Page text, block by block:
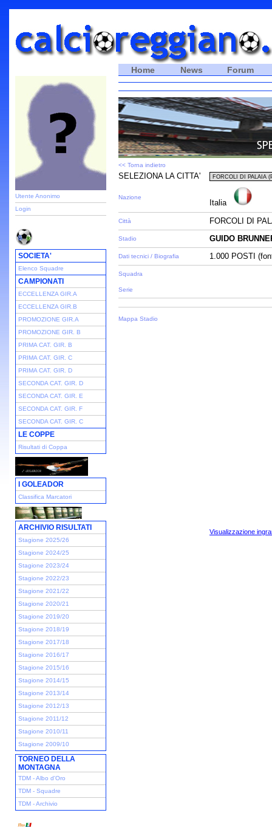
Utente Anonimo
Login
SOCIETA'
Elenco Squadre
CAMPIONATI
ECCELLENZA GIR.A
ECCELLENZA GIR.B
PROMOZIONE GIR.A
PROMOZIONE GIR. B
PRIMA CAT. GIR. B
PRIMA CAT. GIR. C
PRIMA CAT. GIR. D
SECONDA CAT. GIR. D
SECONDA CAT. GIR. E
SECONDA CAT. GIR. F
SECONDA CAT. GIR. C
LE COPPE
Risultati di Coppa
I GOLEADOR
Classifica Marcatori
ARCHIVIO RISULTATI
Stagione 2025/26
Stagione 2024/25
Stagione 2023/24
Stagione 2022/23
Stagione 2021/22
Stagione 2020/21
Stagione 2019/20
Stagione 2018/19
Stagione 2017/18
Stagione 2016/17
Stagione 2015/16
Stagione 2014/15
Stagione 2013/14
Stagione 2012/13
Stagione 2011/12
Stagione 2010/11
Stagione 2009/10
TORNEO DELLA
MONTAGNA
TDM - Albo d'Oro
TDM - Squadre
TDM - Archivio
Home News Forum
<< Torna indietro
SELEZIONA LA CITTA'
Nazione
Italia
Città FORCOLI DI
Stadio GUIDO
Dati tecnici / Biografia 1.000 POSTI
Squadra
Serie
Mappa Stadio
Visualizzazione